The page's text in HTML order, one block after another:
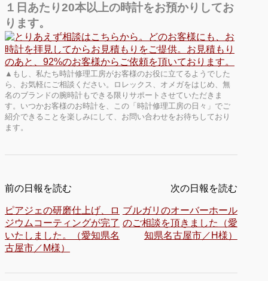
１日あたり20本以上の時計をお預かりしてお
ります。
▲もし、私たち時計修理工房がお客様のお役に立てるようでした
ら、お気軽にご相談ください。ロレックス、オメガをはじめ、無
名のブランドの腕時計もできる限りサポートさせていただきま
す。いつかお客様のお時計を、この「時計修理工房の日々」でご
紹介できることを楽しみにして、お問い合わせをお待ちしており
ます。
前の日報を読む
ピアジェの研磨仕上げ、ロ
ジウムコーティングが完了
いたしました。（愛知県名
古屋市／M様）
次の日報を読む
ブルガリのオーバーホール
のご相談を頂きました（愛
知県名古屋市／H様）